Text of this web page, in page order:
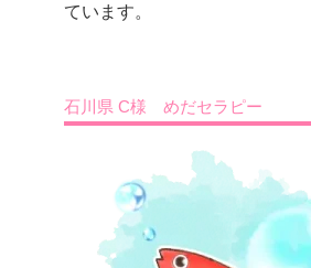
ています。
石川県 C様 めだセラピー